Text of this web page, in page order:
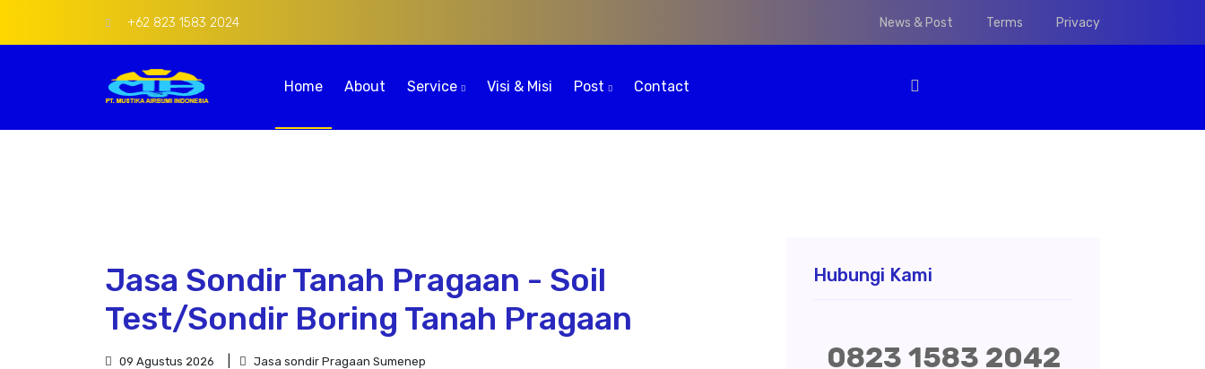
+62 823 1583 2024 News & Post Terms Privacy
Home About Service Visi & Misi Post Contact
Jasa Sondir Tanah Pragaan - Soil
Test/Sondir Boring Tanah Pragaan
09 Agustus 2026 Jasa sondir Pragaan Sumenep
Hubungi Kami
0823 1583 2042